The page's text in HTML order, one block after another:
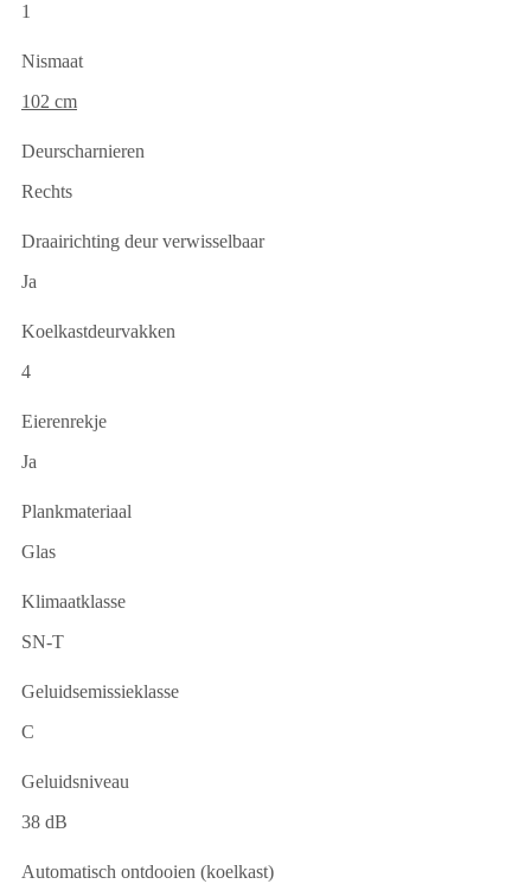
1
Nismaat
102 cm
Deurscharnieren
Rechts
Draairichting deur verwisselbaar
Ja
Koelkastdeurvakken
4
Eierenrekje
Ja
Plankmateriaal
Glas
Klimaatklasse
SN-T
Geluidsemissieklasse
C
Geluidsniveau
38 dB
Automatisch ontdooien (koelkast)